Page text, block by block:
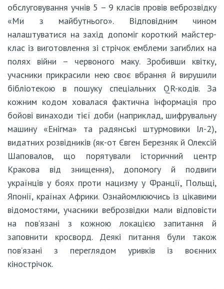
обслуговування учнів 5 – 9 класів провів веброзвідку
«Ми з майбутнього». Відповідним чином
налаштуватися на захід допоміг короткий майстер-
клас із виготовлення зі стрічок емблеми загиблих на
полях війни – червоного маку. Зробивши квітку,
учасники прикрасили нею своє вбрання й вирушили
бібліотекою в пошуку спеціальних QR-кодів. За
кожним кодом ховалася фактична інформація про
бойові винаходи тієї доби (наприклад, шифрувальну
машину «Енігма» та радянські штурмовики Іл-2),
видатних розвідників (як-от Євген Березняк й Олексій
Шаповалов, що порятували історичний центр
Кракова від знищення), допомогу й подвиги
українців у боях проти нацизму у Франції, Польщі,
Японії, країнах Африки. Ознайомлюючись із цікавими
відомостями, учасники веброзвідки мали відповісти
на пов’язані з кожною локацією запитання й
заповнити кросворд. Деякі питання були також
пов’язані з переглядом уривків із воєнних
кінострічок.